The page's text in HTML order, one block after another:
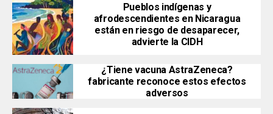
Pueblos indígenas y
afrodescendientes en Nicaragua
están en riesgo de desaparecer,
advierte la CIDH
¿Tiene vacuna AstraZeneca?
fabricante reconoce estos efectos
adversos